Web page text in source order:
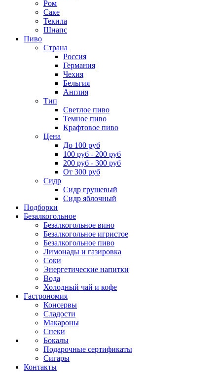
Ром
Саке
Текила
Шнапс
Пиво
Страна
Россия
Германия
Чехия
Бельгия
Англия
Тип
Светлое пиво
Темное пиво
Крафтовое пиво
Цена
До 100 руб
100 руб - 200 руб
200 руб - 300 руб
От 300 руб
Сидр
Сидр грушевый
Сидр яблочный
Подборки
Безалкогольное
Безалкогольное вино
Безалкогольное игристое
Безалкогольное пиво
Лимонады и газировка
Соки
Энергетические напитки
Вода
Холодный чай и кофе
Гастрономия
Консервы
Сладости
Макароны
Снеки
Бокалы
Подарочные сертификаты
Сигары
Контакты